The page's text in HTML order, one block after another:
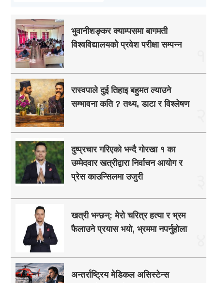
भुवानीशङ्कर क्याम्पसमा बागमती
विश्वविद्यालयको प्रवेश परीक्षा सम्पन्न
रास्वपाले दुई तिहाइ बहुमत ल्याउने
सम्भावना कति ? तथ्य, डाटा र विश्लेषण
दुष्प्रचार गरिएको भन्दै गोरखा १ का
उम्मेदवार खत्रीद्वारा निर्वाचन आयोग र
प्रेस काउन्सिलमा उजुरी
खत्री भन्छन्: मेरो चरित्र हत्या र भ्रम
फैलाउने प्रयास भयो, भ्रममा नपर्नुहोला
अन्तर्राष्ट्रिय मेडिकल असिस्टेन्स